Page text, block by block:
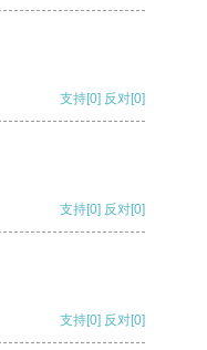
支持[0] 反对[0]
支持[0] 反对[0]
支持[0] 反对[0]